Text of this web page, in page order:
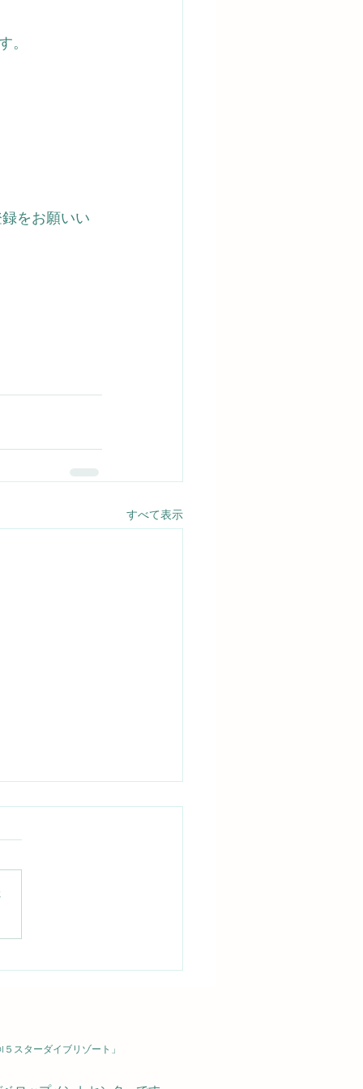
。
をお願いい
すべて表示
にひらり！ソウシハギ
スターダイブリゾート」